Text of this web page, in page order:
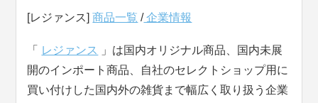
[レジァンス]商品一覧 /企業情報
「 レジァンス
」は国内オリジナル商品、国内未展
開のインポート商品、自社のセレクトショップ用に
買い付けした国内外の雑貨まで幅広く取り扱う企業